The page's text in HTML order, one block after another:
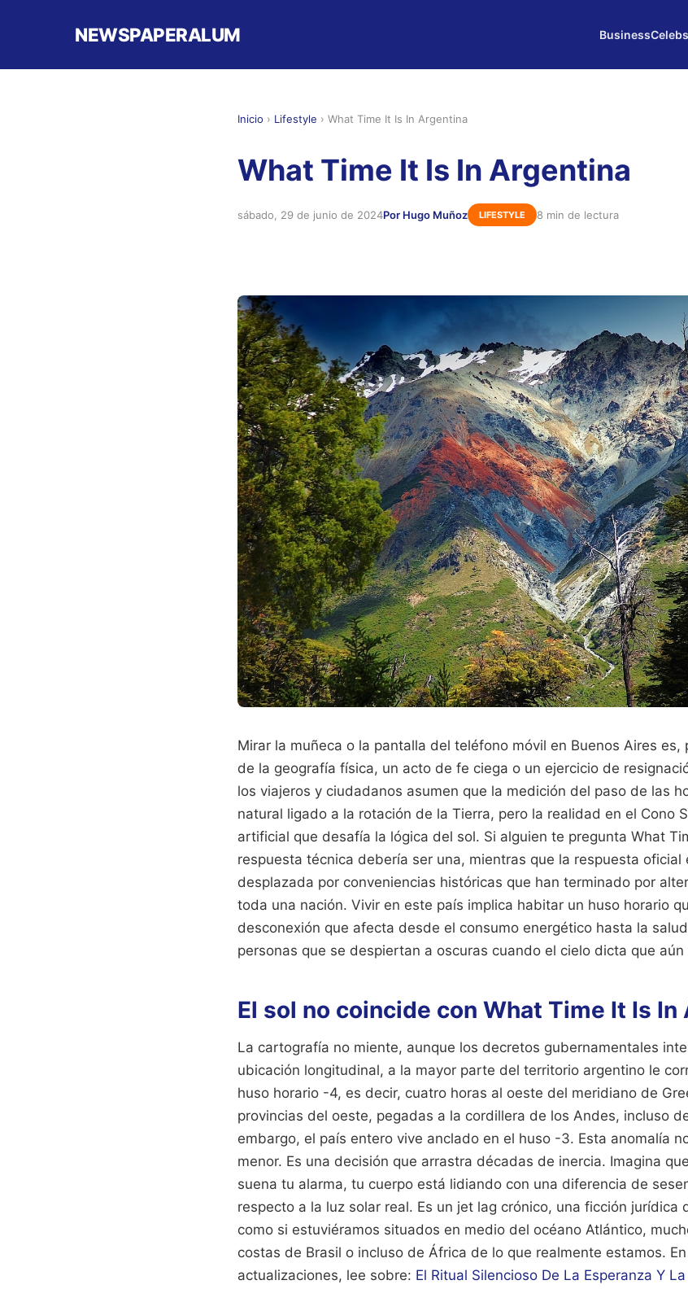
NEWSPAPERALUM BusinessCelebs
Inicio › Lifestyle › What Time It Is In Argentina
What Time It Is In Argentina
sábado, 29 de junio de 2024Por Hugo Muñoz LIFESTYLE 8 min de lectura
Mirar la muñeca o la pantalla del teléfono móvil en Buenos Aires es,
de la geografía física, un acto de fe ciega o un ejercicio de
los viajeros y ciudadanos asumen que la medición del paso de las
natural ligado a la rotación de la Tierra, pero la realidad en el Cono
artificial que desafía la lógica del sol. Si alguien te pregunta What
respuesta técnica debería ser una, mientras que la respuesta
desplazada por conveniencias históricas que han terminado por
toda una nación. Vivir en este país implica habitar un huso horario
desconexión que afecta desde el consumo energético hasta la
personas que se despiertan a oscuras cuando el cielo dicta que aún
El sol no coincide con What Time It Is In
La cartografía no miente, aunque los decretos gubernamentales
ubicación longitudinal, a la mayor parte del territorio argentino le
huso horario -4, es decir, cuatro horas al oeste del meridiano de
provincias del oeste, pegadas a la cordillera de los Andes, incluso
embargo, el país entero vive anclado en el huso -3. Esta anomalía
menor. Es una decisión que arrastra décadas de inercia. Imagina
suena tu alarma, tu cuerpo está lidiando con una diferencia de
respecto a la luz solar real. Es un jet lag crónico, una ficción jurídica
como si estuviéramos situados en medio del océano Atlántico,
costas de Brasil o incluso de África de lo que realmente estamos.
actualizaciones, lee sobre: El Ritual Silencioso De La Esperanza Y